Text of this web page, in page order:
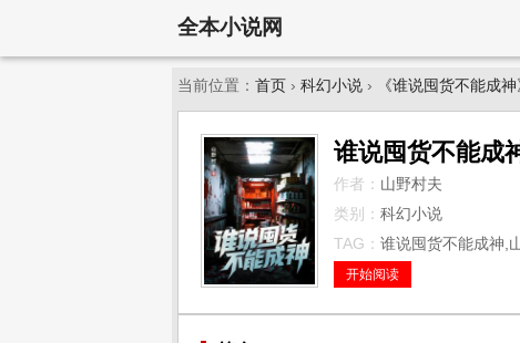
全本小说网
当前位置： 首页 › 科幻小说 › 《谁说囤货不能成神
谁说囤货不能成
作者： 山野村夫
类别： 科幻小说
TAG： 谁说囤货不能成神,
开始阅读